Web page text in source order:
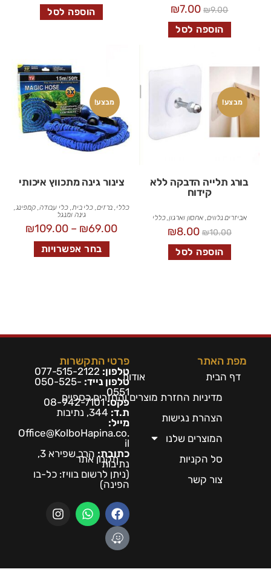
₪9.00
₪7.00
הוספה לסל
הוספה לסל
מבצע!
בורג תלייה הדבקה ללא
קידוח
אביזרים נלווים, אחסון וארגון,כללי
₪10.00
₪8.00
הוספה לסל
מבצע!
צינור גינה מתכווץ איכותי
כללי, ברזים, כלי בית,כלי עבודה,קמפינג,
גינה ומנגל
₪69.00
–
₪109.00
בחר אפשרויות
מפת האתר
דף הבית
אודות
מדיניות החזרת מוצרים והחזרים כספיים
הצהרת נגישות
המוצרים שלנו
סל הקניות
תקנון אתר
צור קשר
פרטי התקשרות
טלפון: 077-515-2122
טלפון נייד: 050-525-
0551
פקס:08-942-7101
ת.ד:
מייל:
Office@KolboHapina.co.
il
כתובת:
הרב שפירא 3,
נתיבות
(ניתן לרשום בוויז: כל-בו
הפינה)